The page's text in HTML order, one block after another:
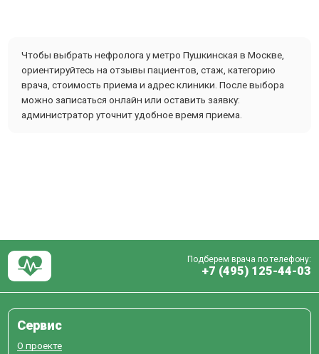
Чтобы выбрать нефролога у метро Пушкинская в Москве,
ориентируйтесь на отзывы пациентов, стаж, категорию
врача, стоимость приема и адрес клиники. После выбора
можно записаться онлайн или оставить заявку:
администратор уточнит удобное время приема.
Подберем врача по телефону:
+7 (495) 125-44-03
Сервис
О проекте